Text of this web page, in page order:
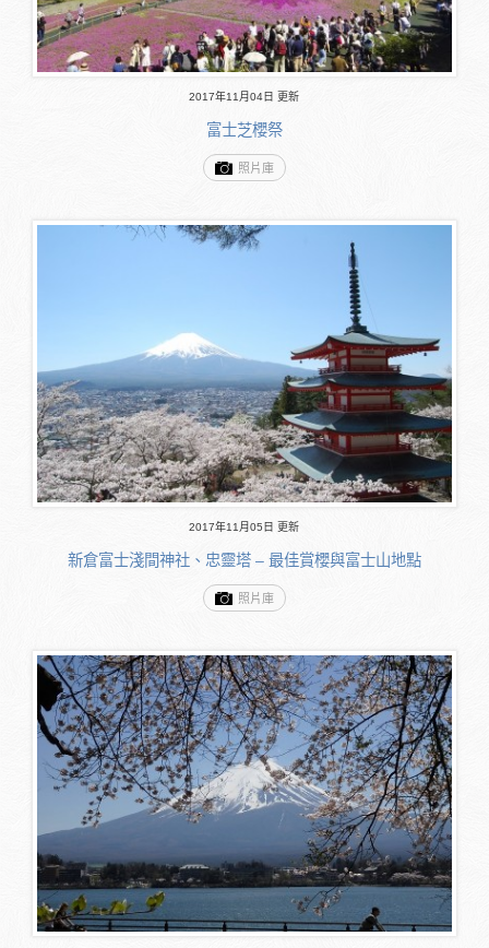
2017年11月04日 更新
富士芝櫻祭
照片庫
2017年11月05日 更新
新倉富士淺間神社、忠靈塔 – 最佳賞櫻與富士山地點
照片庫